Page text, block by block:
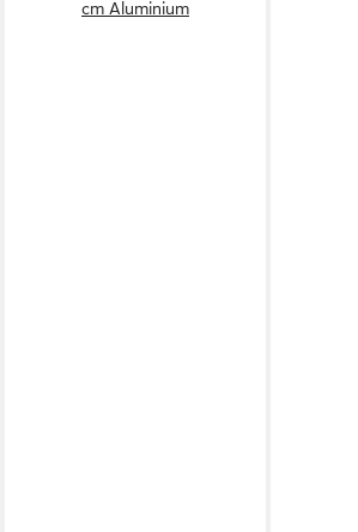
cm Aluminium